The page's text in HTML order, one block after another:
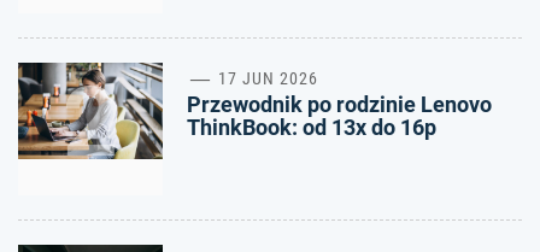
2 17 JUN 2026
Przewodnik po rodzinie Lenovo
ThinkBook: od 13x do 16p